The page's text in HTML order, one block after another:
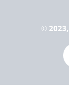
© 2023,